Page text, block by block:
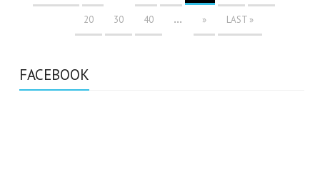
20 30 40 ... » LAST »
FACEBOOK